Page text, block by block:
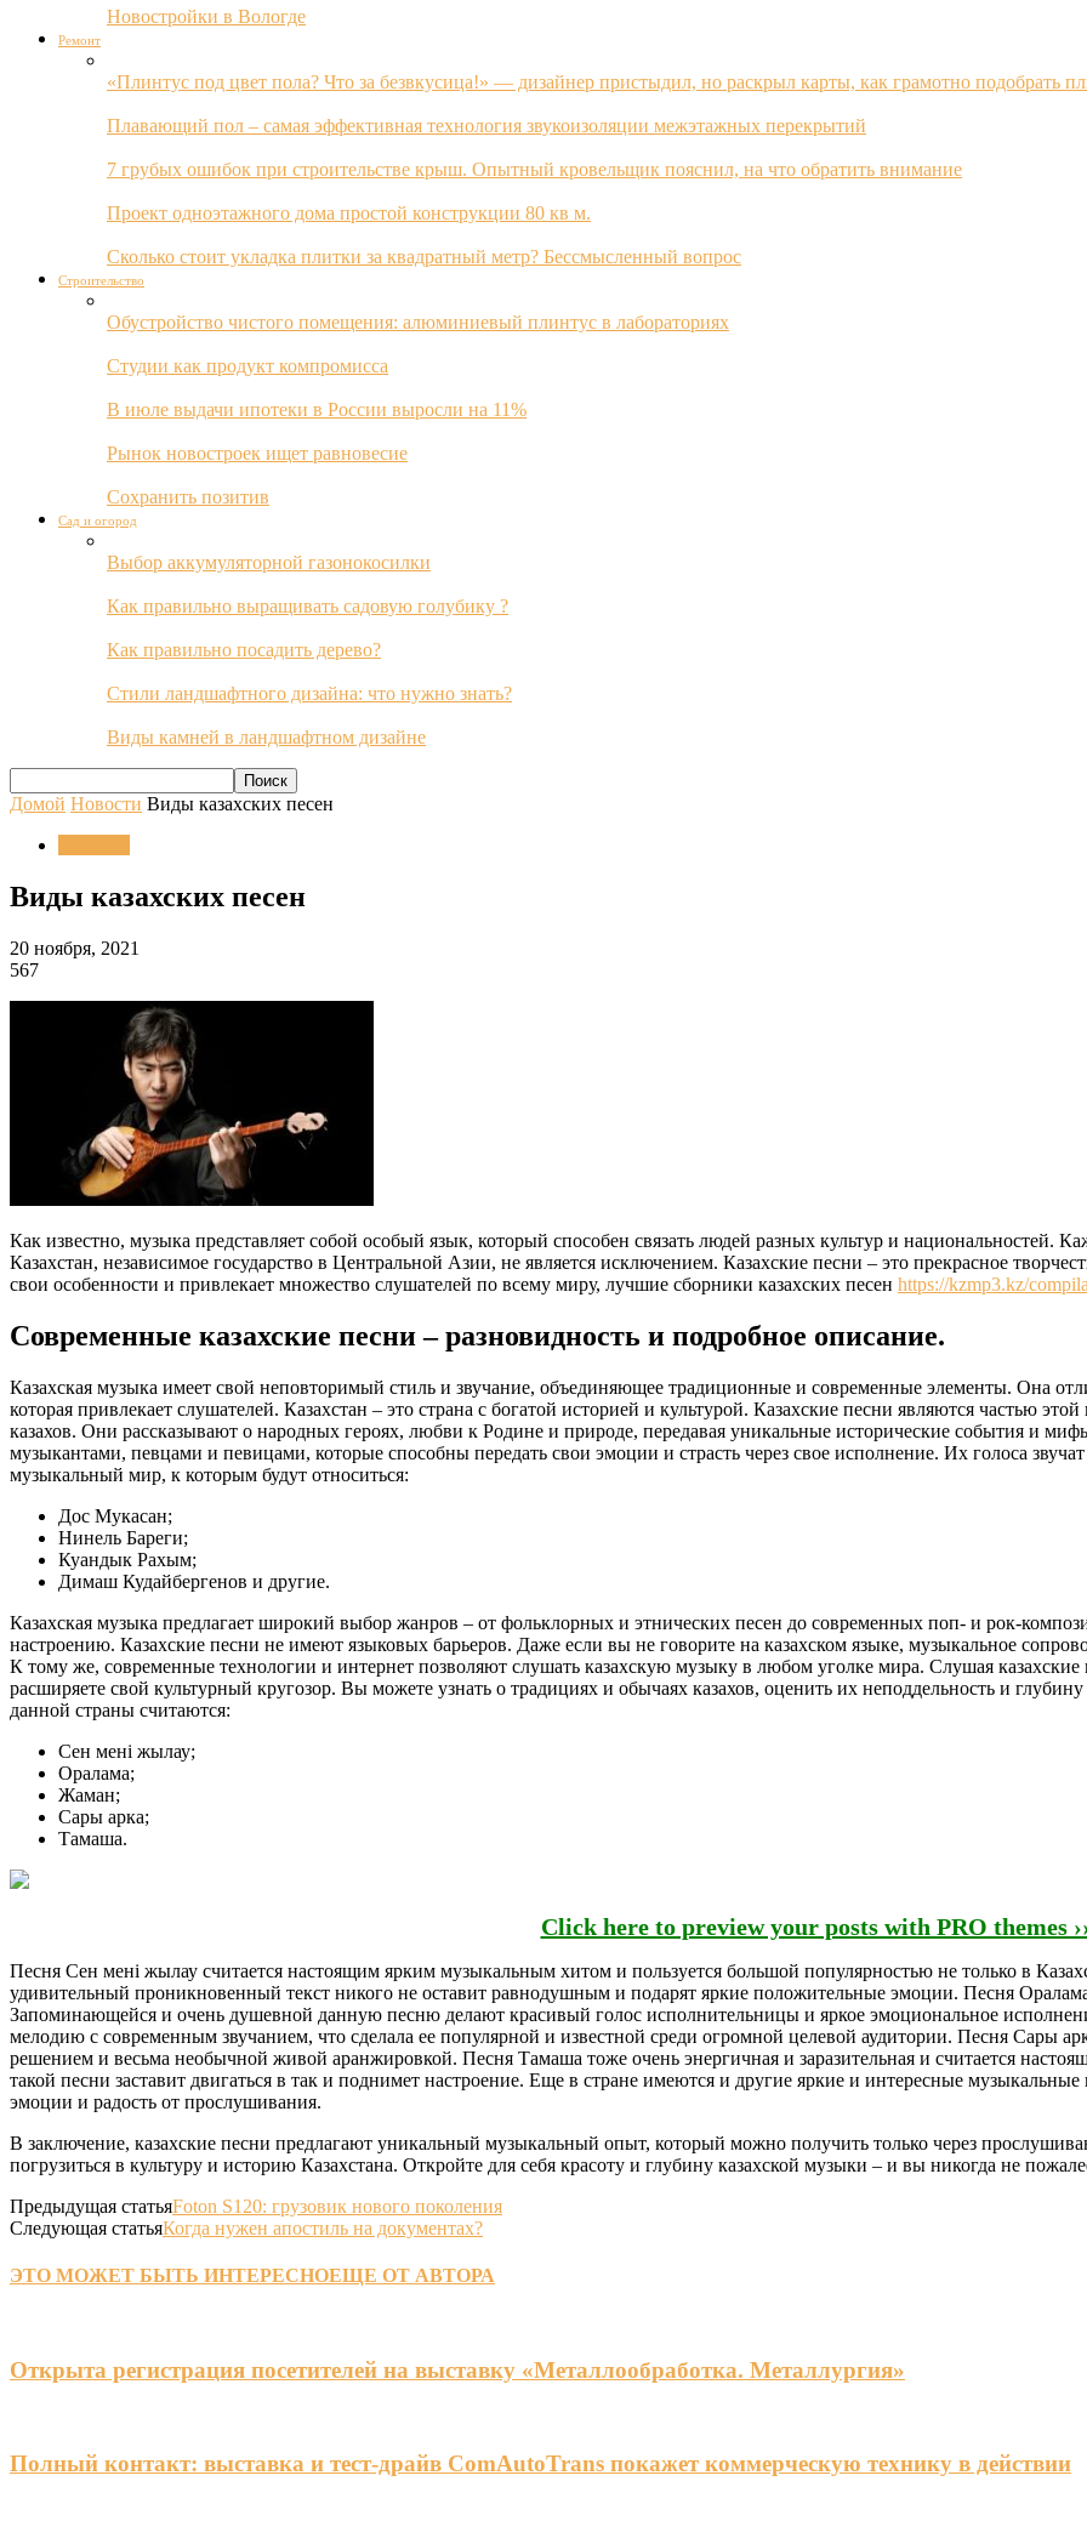
Новостройки в Вологде
Ремонт
«Плинтус под цвет пола? Что за безвкусица!» — дизайнер пристыдил, но раскрыл карты, как грамотно подобрать
Плавающий пол – самая эффективная технология звукоизоляции межэтажных перекрытий
7 грубых ошибок при строительстве крыш. Опытный кровельщик пояснил, на что обратить внимание
Проект одноэтажного дома простой конструкции 80 кв м.
Сколько стоит укладка плитки за квадратный метр? Бессмысленный вопрос
Строительство
Обустройство чистого помещения: алюминиевый плинтус в лабораториях
Студии как продукт компромисса
В июле выдачи ипотеки в России выросли на 11%
Рынок новостроек ищет равновесие
Сохранить позитив
Сад и огород
Выбор аккумуляторной газонокосилки
Как правильно выращивать садовую голубику ?
Как правильно посадить дерево?
Стили ландшафтного дизайна: что нужно знать?
Виды камней в ландшафтном дизайне
Домой Новости Виды казахских песен
Виды казахских песен
20 ноября, 2021
567
Как известно, музыка представляет собой особый язык, который способен связать людей разных культур и национальностей.
Казахстан, независимое государство в Центральной Азии, не является исключением. Казахские песни – это прекрасное
свои особенности и привлекает множество слушателей по всему миру, лучшие сборники казахских песен https://kzmp3.kz/
Современные казахские песни – разновидность и подробное описание.
Казахская музыка имеет свой неповторимый стиль и звучание, объединяющее традиционные и современные элементы. Она
которая привлекает слушателей. Казахстан – это страна с богатой историей и культурой. Казахские песни являются частью
казахов. Они рассказывают о народных героях, любви к Родине и природе, передавая уникальные исторические события и
музыкантами, певцами и певицами, которые способны передать свои эмоции и страсть через свое исполнение. Их голоса
музыкальный мир, к которым будут относиться:
Дос Мукасан;
Нинель Бареги;
Куандык Рахым;
Димаш Кудайбергенов и другие.
Казахская музыка предлагает широкий выбор жанров – от фольклорных и этнических песен до современных поп- и рок-
настроению. Казахские песни не имеют языковых барьеров. Даже если вы не говорите на казахском языке, музыкальное
К тому же, современные технологии и интернет позволяют слушать казахскую музыку в любом уголке мира. Слушая
расширяете свой культурный кругозор. Вы можете узнать о традициях и обычаях казахов, оценить их неподдельность и
данной страны считаются:
Сен мені жылау;
Оралама;
Жаман;
Сары арка;
Тамаша.
Click here to preview your posts with PRO themes
Песня Сен мені жылау считается настоящим ярким музыкальным хитом и пользуется большой популярностью не только в
удивительный проникновенный текст никого не оставит равнодушным и подарят яркие положительные эмоции. Песня
Запоминающейся и очень душевной данную песню делают красивый голос исполнительницы и яркое эмоциональное
мелодию с современным звучанием, что сделала ее популярной и известной среди огромной целевой аудитории. Песня Сары
решением и весьма необычной живой аранжировкой. Песня Тамаша тоже очень энергичная и заразительная и считается
такой песни заставит двигаться в так и поднимет настроение. Еще в стране имеются и другие яркие и интересные
эмоции и радость от прослушивания.
В заключение, казахские песни предлагают уникальный музыкальный опыт, который можно получить только через
погрузиться в культуру и историю Казахстана. Откройте для себя красоту и глубину казахской музыки – и вы никогда не
Предыдущая статьяFoton S120: грузовик нового поколения
Следующая статьяКогда нужен апостиль на документах?
ЭТО МОЖЕТ БЫТЬ ИНТЕРЕСНОЕЩЕ ОТ АВТОРА
Открыта регистрация посетителей на выставку «Металлообработка. Металлургия»
Полный контакт: выставка и тест-драйв ComAutoTrans покажет коммерческую технику в действии